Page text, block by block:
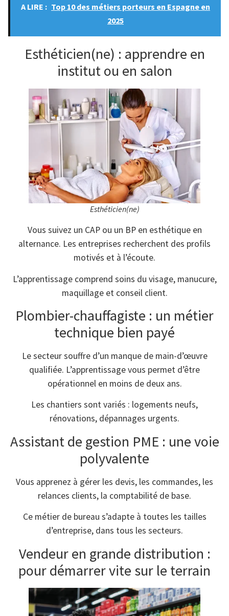
A LIRE : Top 10 des métiers porteurs en Espagne en
2025
Esthéticien(ne) : apprendre en
institut ou en salon
Esthéticien(ne)
Vous suivez un CAP ou un BP en esthétique en
alternance. Les entreprises recherchent des profils
motivés et à l’écoute.
L’apprentissage comprend soins du visage, manucure,
maquillage et conseil client.
Plombier-chauffagiste : un métier
technique bien payé
Le secteur souffre d’un manque de main-d’œuvre
qualifiée. L’apprentissage vous permet d’être
opérationnel en moins de deux ans.
Les chantiers sont variés : logements neufs,
rénovations, dépannages urgents.
Assistant de gestion PME : une voie
polyvalente
Vous apprenez à gérer les devis, les commandes, les
relances clients, la comptabilité de base.
Ce métier de bureau s’adapte à toutes les tailles
d’entreprise, dans tous les secteurs.
Vendeur en grande distribution :
pour démarrer vite sur le terrain